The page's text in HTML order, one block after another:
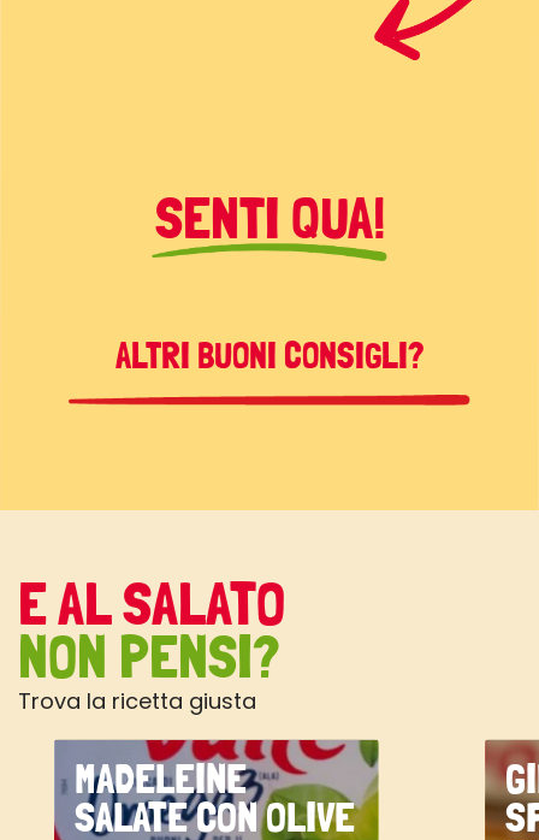
SENTI QUA!
ALTRI BUONI CONSIGLI?
E AL SALATO
NON PENSI?
Trova la ricetta giusta
MADELEINE
SALATE CON OLIVE